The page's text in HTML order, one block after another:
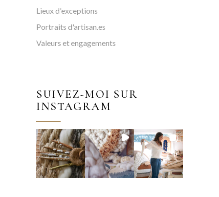
Lieux d'exceptions
Portraits d'artisan.es
Valeurs et engagements
SUIVEZ-MOI SUR
INSTAGRAM